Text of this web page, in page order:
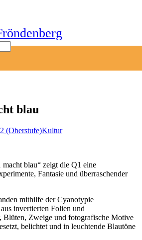
blau
(Oberstufe)Kultur
blau“ zeigt die Q1 eine
Fantasie und überraschender
mithilfe der Cyanotypie
invertierten Folien und
Blüten, Zweige und fotografische Motive
belichtet und in leuchtende Blautöne